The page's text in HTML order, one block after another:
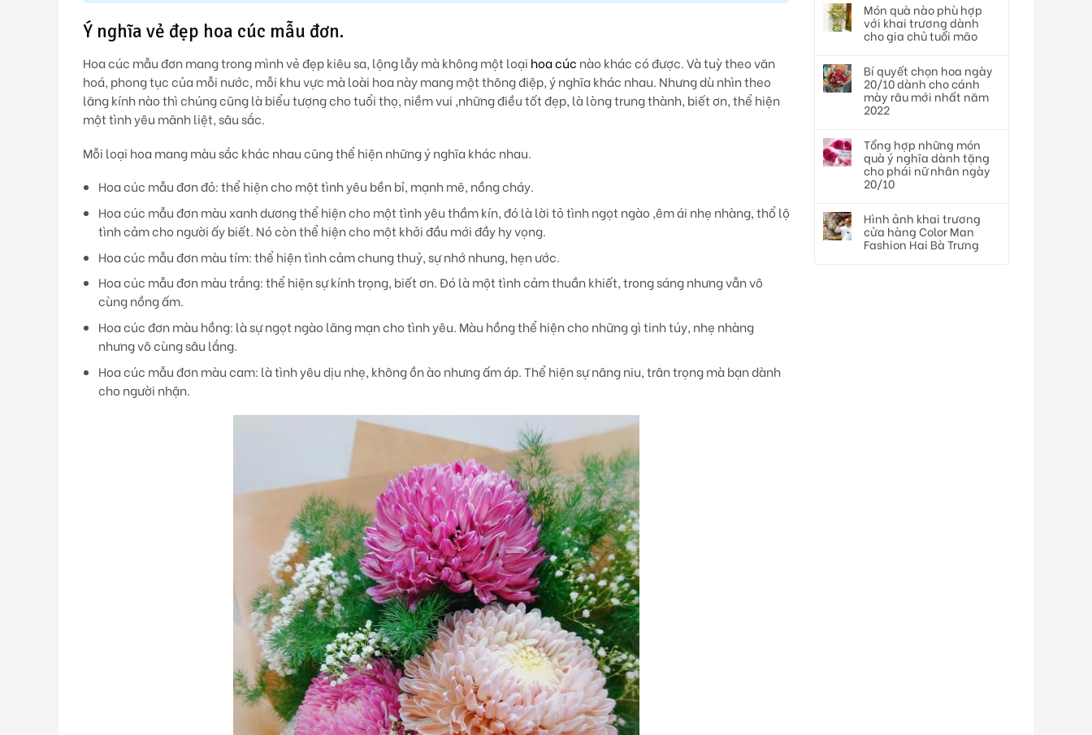
Món quà nào phù hợp
với khai trương dành
cho gia chủ tuổi mão
Bí quyết chọn hoa ngày
20/10 dành cho cánh
mày râu mới nhất năm
2022
Tổng hợp những món
quà ý nghĩa dành tặng
cho phái nữ nhân ngày
20/10
Hình ảnh khai trương
cửa hàng Color Man
Fashion Hai Bà Trưng
Ý nghĩa vẻ đẹp hoa cúc mẫu đơn.
Hoa cúc mẫu đơn mang trong mình vẻ đẹp kiêu sa, lộng lẫy mà không một loại hoa cúc nào khác có được. Và tuỳ theo văn
hoá, phong tục của mỗi nước, mỗi khu vực mà loài hoa này mang một thông điệp, ý nghĩa khác nhau. Nhưng dù nhìn theo
lăng kính nào thì chúng cũng là biểu tượng cho tuổi thọ, niềm vui ,những điều tốt đẹp, là lòng trung thành, biết ơn, thể hiện
một tình yêu mãnh liệt, sâu sắc.
Mỗi loại hoa mang màu sắc khác nhau cũng thể hiện những ý nghĩa khác nhau.
Hoa cúc mẫu đơn đỏ: thể hiện cho một tình yêu bền bỉ, mạnh mẽ, nồng cháy.
Hoa cúc mẫu đơn màu xanh dươngthể hiện cho một tình yêu thầm kín, đó là lời tỏ tình ngọt ngào ,êm ái nhẹ nhàng, thổ lộ
tình cảm cho người ấy biết. Nó còn thể hiện cho một khởi đầu mới đầy hy vọng.
Hoa cúc mẫu đơn màu tím:thể hiện tình cảm chung thuỷ, sự nhớ nhung, hẹn ước.
Hoa cúc mẫu đơn màu trắng:thể hiện sự kính trọng, biết ơn. Đó là một tình cảm thuần khiết, trong sáng nhưng vẫn vô
cùng nồng ấm.
Hoa cúc đơn màu hồng: là sự ngọt ngào lãng mạn cho tình yêu. Màu hồng thể hiện cho những gì tinh túy, nhẹ nhàng
nhưng vô cùng sâu lắng.
Hoa cúc mẫu đơn màu cam: là tình yêu dịu nhẹ, không ồn ào nhưng ấm áp. Thể hiện sự nâng niu, trân trọng mà bạn dành
cho người nhận.